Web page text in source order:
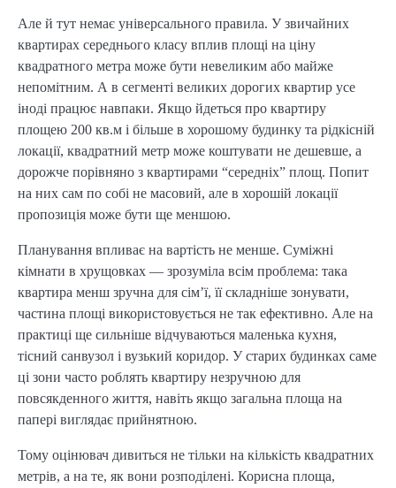
Але й тут немає універсального правила. У звичайних
квартирах середнього класу вплив площі на ціну
квадратного метра може бути невеликим або майже
непомітним. А в сегменті великих дорогих квартир усе
іноді працює навпаки. Якщо йдеться про квартиру
площею 200 кв.м і більше в хорошому будинку та рідкісній
локації, квадратний метр може коштувати не дешевше, а
дорожче порівняно з квартирами “середніх” площ. Попит
на них сам по собі не масовий, але в хорошій локації
пропозиція може бути ще меншою.
Планування впливає на вартість не менше. Суміжні
кімнати в хрущовках — зрозуміла всім проблема: така
квартира менш зручна для сім’ї, її складніше зонувати,
частина площі використовується не так ефективно. Але на
практиці ще сильніше відчуваються маленька кухня,
тісний санвузол і вузький коридор. У старих будинках саме
ці зони часто роблять квартиру незручною для
повсякденного життя, навіть якщо загальна площа на
папері виглядає прийнятною.
Тому оцінювач дивиться не тільки на кількість квадратних
метрів, а на те, як вони розподілені. Корисна площа,